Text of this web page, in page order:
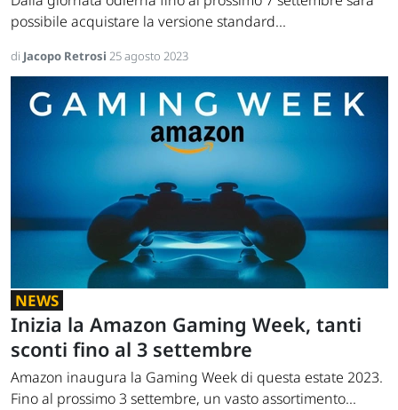
possibile acquistare la versione standard...
di Jacopo Retrosi 25 agosto 2023
NEWS
Inizia la Amazon Gaming Week, tanti
sconti fino al 3 settembre
Amazon inaugura la Gaming Week di questa estate 2023.
Fino al prossimo 3 settembre, un vasto assortimento...